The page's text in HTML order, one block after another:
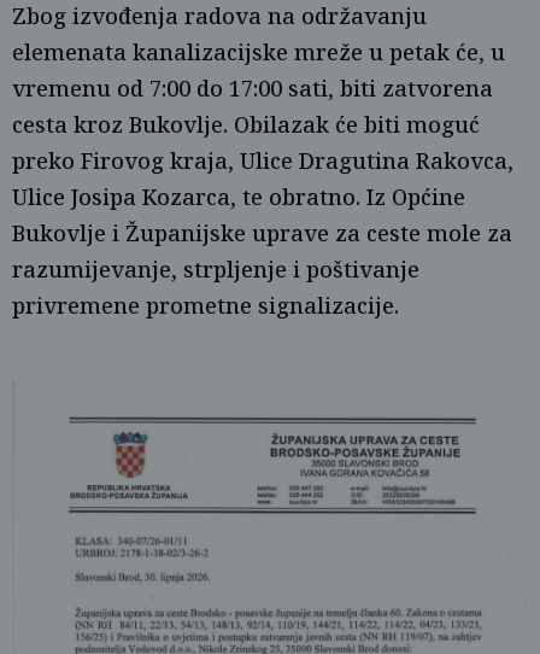
Zbog izvođenja radova na održavanju
elemenata kanalizacijske mreže u petak će, u
vremenu od 7:00 do 17:00 sati, biti zatvorena
cesta kroz Bukovlje. Obilazak će biti moguć
preko Firovog kraja, Ulice Dragutina Rakovca,
Ulice Josipa Kozarca, te obratno. Iz Općine
Bukovlje i Županijske uprave za ceste mole za
razumijevanje, strpljenje i poštivanje
privremene prometne signalizacije.